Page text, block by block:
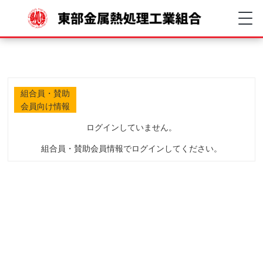
組合員・賛助
会員向け情報
ログインしていません。
組合員・賛助会員情報でログインしてください。